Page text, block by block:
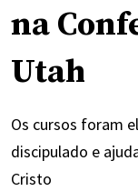
na
Utah
Os cursos foram
discipulado e
Cristo